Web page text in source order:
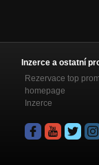
Inzerce a ostatní
Rezervace top
homepage
Inzerce